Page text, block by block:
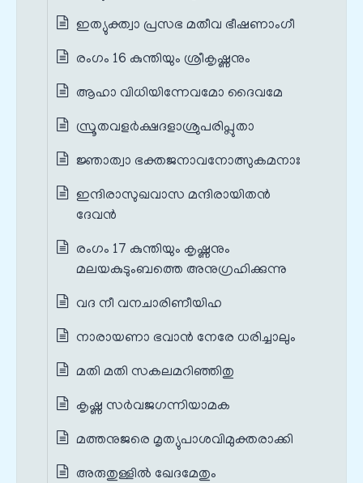
ഇത്യുക്ത്വാ പ്രസഭ മതീവ ഭീഷണാംഗീ
രംഗം 16 കുന്തിയും ശ്രീകൃഷ്ണനും
ആഹാ വിധിയിന്നേവമോ ദൈവമേ
സ്രൂതവളർക്ഷദളാശ്രുപരിപ്ലുതാ
ജ്ഞാത്വാ ഭക്തജനാവനോത്സുകമനാഃ
ഇന്ദിരാസുഖവാസ മന്ദിരായിതൻ
ദേവൻ
രംഗം 17 കുന്തിയും കൃഷ്ണനും
മലയകുടുംബത്തെ അനുഗ്രഹിക്കുന്നു
വദ നീ വനചാരിണീയിഹ
നാരായണാ ഭവാൻ നേരേ ധരിച്ചാലും
മതി മതി സകലമറിഞ്ഞിതു
കൃഷ്ണ സർവജഗന്നിയാമക
മത്തനുജരെ മൃത്യുപാശവിമുക്തരാക്കി
അരുതുള്ളിൽ ഖേദമേതും